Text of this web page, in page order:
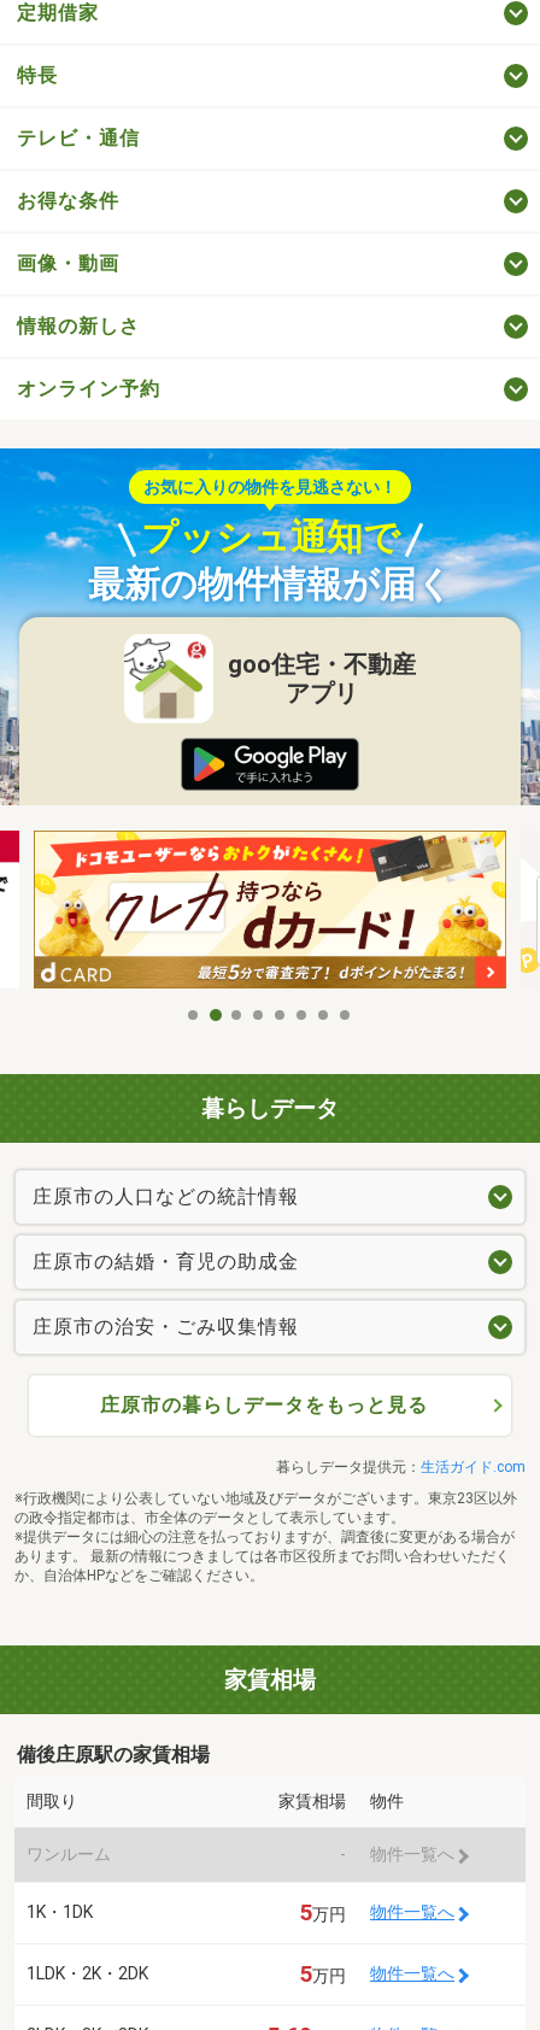
定期借家
特長
テレビ・通信
お得な条件
画像・動画
情報の新しさ
オンライン予約
お気に入りの物件を見逃さない！
プッシュ通知で
最新の物件情報が届く
goo住宅・不動産
アプリ
暮らしデータ
庄原市の人口などの統計情報
庄原市の結婚・育児の助成金
庄原市の治安・ごみ収集情報
庄原市の暮らしデータをもっと見る
暮らしデータ提供元： 生活ガイド.com
※行政機関により公表していない地域及びデータがございます。東京23区以外
の政令指定都市は、市全体のデータとして表示しています。
※提供データには細心の注意を払っておりますが、調査後に変更がある場合が
あります。 最新の情報につきましては各市区役所までお問い合わせいただく
か、自治体HPなどをご確認ください。
家賃相場
備後庄原駅の家賃相場
間取り 家賃相場 物件
ワンルーム - 物件一覧へ
1K・1DK 5万円 物件一覧へ
1LDK・2K・2DK 5万円 物件一覧へ